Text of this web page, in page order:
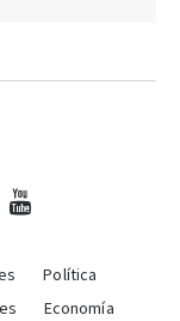
Política
Economía